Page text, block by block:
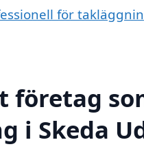
för
företag
i Skeda